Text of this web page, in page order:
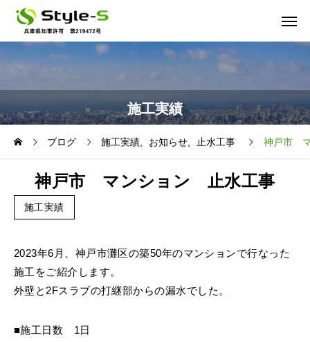
施工実績
ブログ 施工実績 お知らせ 止水工事 神戸市
神戸市 マンション 止水工事
施工実績
2023年6月、神戸市灘区の築50年のマンションで行なった
施工をご紹介します。
外壁と2Fスラブの打継部からの漏水でした。
■施工日数 1日